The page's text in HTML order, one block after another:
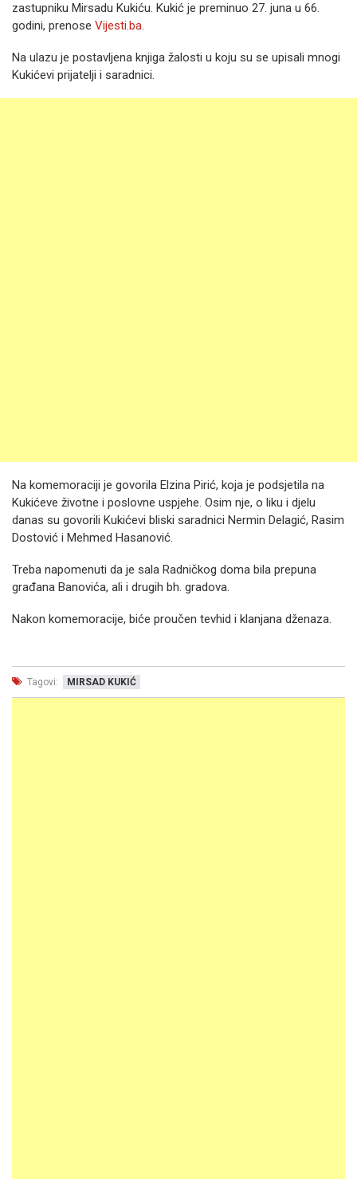
zastupniku Mirsadu Kukiću. Kukić je preminuo 27. juna u 66.
godini, prenose Vijesti.ba.
Na ulazu je postavljena knjiga žalosti u koju su se upisali mnogi
Kukićevi prijatelji i saradnici.
Na komemoraciji je govorila Elzina Pirić, koja je podsjetila na
Kukićeve životne i poslovne uspjehe. Osim nje, o liku i djelu
danas su govorili Kukićevi bliski saradnici Nermin Delagić, Rasim
Dostović i Mehmed Hasanović.
Treba napomenuti da je sala Radničkog doma bila prepuna
građana Banovića, ali i drugih bh. gradova.
Nakon komemoracije, biće proučen tevhid i klanjana dženaza.
Tagovi: MIRSAD KUKIĆ